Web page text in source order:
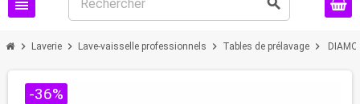
search
chevron_right Laverie chevron_right Lave-vaisselle professionnels chevron_right Tables de prélavage chevron_right
-36%